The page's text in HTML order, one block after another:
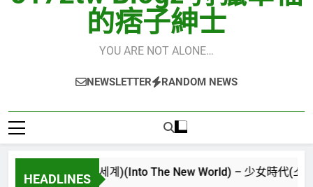
的痞子紳士
YOU ARE NOT ALONE…
NEWSLETTER RANDOM NEWS
HEADLINES
界(다시만난세계)(Into The New World) – 少女時代(소녀시대